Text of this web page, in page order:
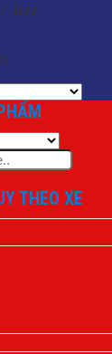
/ Jazz
THEO XE